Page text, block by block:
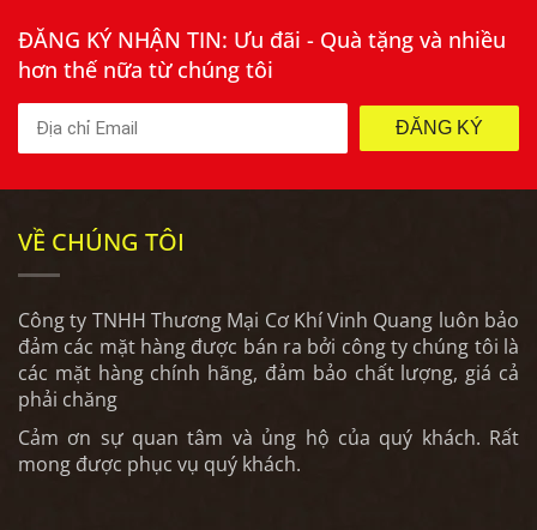
ĐĂNG KÝ NHẬN TIN: Ưu đãi - Quà tặng và nhiều
hơn thế nữa từ chúng tôi
ĐĂNG KÝ
VỀ CHÚNG TÔI
Công ty TNHH Thương Mại Cơ Khí Vinh Quang luôn bảo
đảm các mặt hàng được bán ra bởi công ty chúng tôi là
các mặt hàng chính hãng, đảm bảo chất lượng, giá cả
phải chăng
Cảm ơn sự quan tâm và ủng hộ của quý khách. Rất
mong được phục vụ quý khách.